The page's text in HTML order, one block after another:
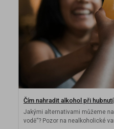
Čím nahradit alkohol při
Jakými alternativami můžeme
vodě“? Pozor na nealkoholické